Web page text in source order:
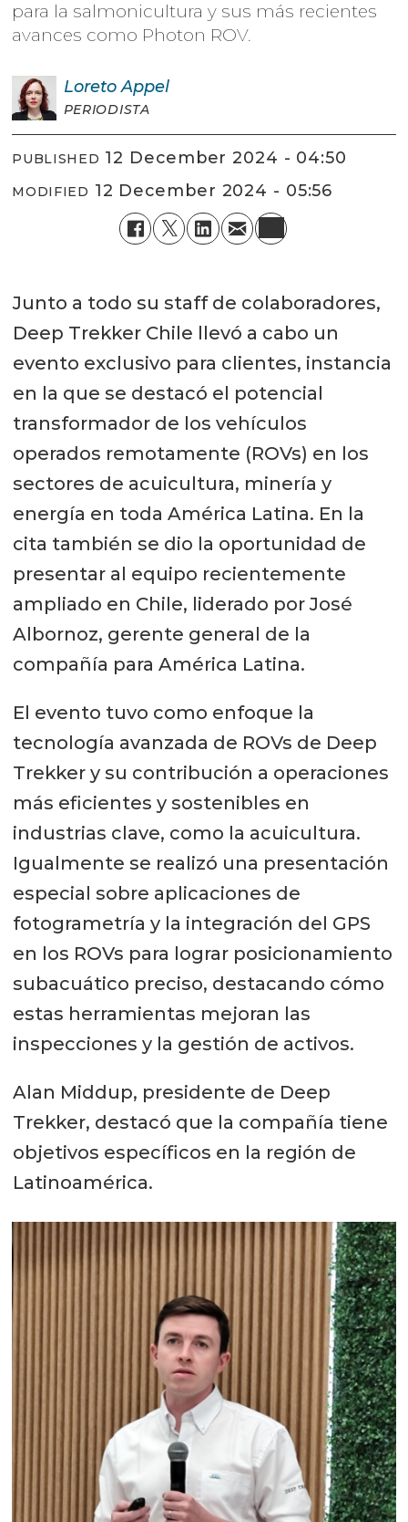
para la salmonicultura y sus más recientes
avances como Photon ROV.
Loreto Appel
PERIODISTA
PUBLISHED 12 December 2024 - 04:50
MODIFIED 12 December 2024 - 05:56
Junto a todo su staff de colaboradores,
Deep Trekker Chile llevó a cabo un
evento exclusivo para clientes, instancia
en la que se destacó el potencial
transformador de los vehículos
operados remotamente (ROVs) en los
sectores de acuicultura, minería y
energía en toda América Latina. En la
cita también se dio la oportunidad de
presentar al equipo recientemente
ampliado en Chile, liderado por José
Albornoz, gerente general de la
compañía para América Latina.
El evento tuvo como enfoque la
tecnología avanzada de ROVs de Deep
Trekker y su contribución a operaciones
más eficientes y sostenibles en
industrias clave, como la acuicultura.
Igualmente se realizó una presentación
especial sobre aplicaciones de
fotogrametría y la integración del GPS
en los ROVs para lograr posicionamiento
subacuático preciso, destacando cómo
estas herramientas mejoran las
inspecciones y la gestión de activos.
Alan Middup, presidente de Deep
Trekker, destacó que la compañía tiene
objetivos específicos en la región de
Latinoamérica.